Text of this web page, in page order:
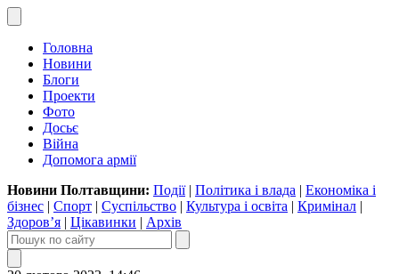
Головна
Новини
Блоги
Проекти
Фото
Досьє
Війна
Допомога армії
Новини Полтавщини: Події| Політика і влада | Економіка і
бізнес | Спорт | Суспільство | Культура і освіта | Кримінал |
Здоров’я | Цікавинки | Архів